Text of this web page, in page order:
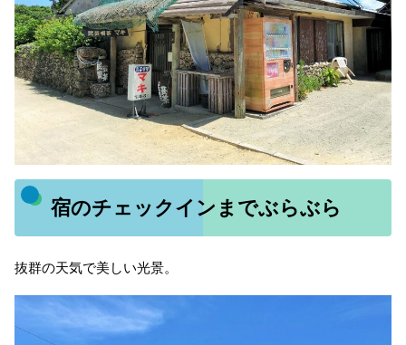
宿のチェックインまでぶらぶら
抜群の天気で美しい光景。